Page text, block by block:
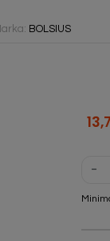
BOLSIUS
-